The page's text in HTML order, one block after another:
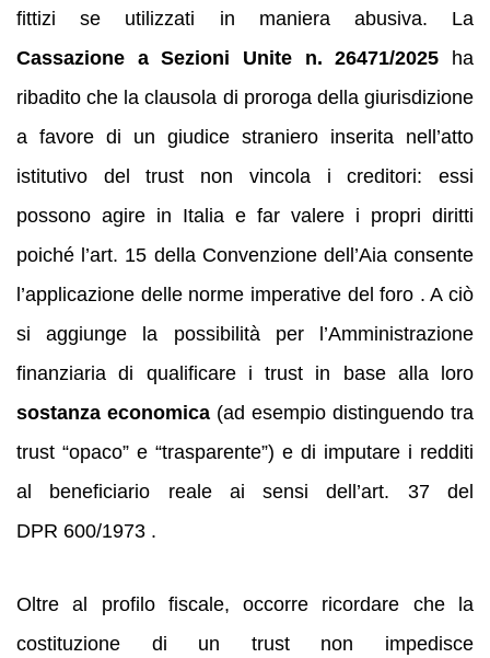
fittizi se utilizzati in maniera abusiva. La
Cassazione a Sezioni Unite n. 26471/2025 ha
ribadito che la clausola di proroga della giurisdizione
a favore di un giudice straniero inserita nell’atto
istitutivo del trust non vincola i creditori: essi
possono agire in Italia e far valere i propri diritti
poiché l’art. 15 della Convenzione dell’Aia consente
l’applicazione delle norme imperative del foro . A ciò
si aggiunge la possibilità per l’Amministrazione
finanziaria di qualificare i trust in base alla loro
sostanza economica (ad esempio distinguendo tra
trust “opaco” e “trasparente”) e di imputare i redditi
al beneficiario reale ai sensi dell’art. 37 del
DPR 600/1973 .
Oltre al profilo fiscale, occorre ricordare che la
costituzione di un trust non impedisce